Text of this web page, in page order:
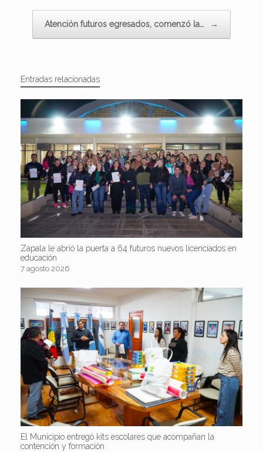
Atención futuros egresados, comenzó la… →
Entradas relacionadas
Zapala le abrió la puerta a 64 futuros nuevos licenciados en
educación
7 agosto 2026
El Municipio entregó kits escolares que acompañan la
contención y formación